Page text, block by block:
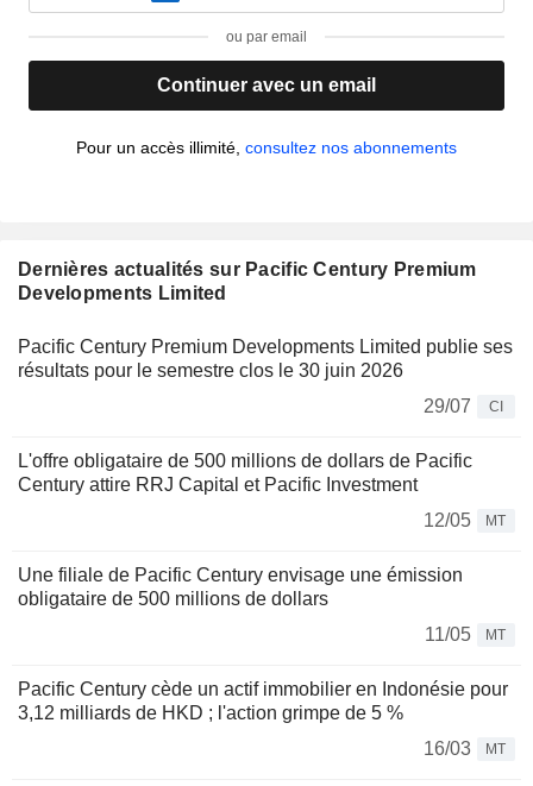
ou par email
Continuer avec un email
Pour un accès illimité, consultez nos abonnements
Dernières actualités sur Pacific Century Premium
Developments Limited
Pacific Century Premium Developments Limited publie ses
résultats pour le semestre clos le 30 juin 2026
29/07
CI
L'offre obligataire de 500 millions de dollars de Pacific
Century attire RRJ Capital et Pacific Investment
12/05
MT
Une filiale de Pacific Century envisage une émission
obligataire de 500 millions de dollars
11/05
MT
Pacific Century cède un actif immobilier en Indonésie pour
3,12 milliards de HKD ; l'action grimpe de 5 %
16/03
MT